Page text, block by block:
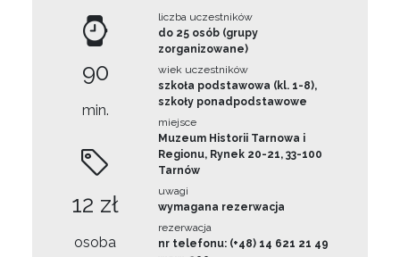
90
min.
12 zł
osoba
liczba uczestników
do 25 osób (grupy
zorganizowane)
wiek uczestników
szkoła podstawowa (kl. 1-8),
szkoły ponadpodstawowe
miejsce
Muzeum Historii Tarnowa i
Regionu, Rynek 20-21, 33-100
Tarnów
uwagi
wymagana rezerwacja
rezerwacja
nr telefonu: (+48) 14 621 21 49